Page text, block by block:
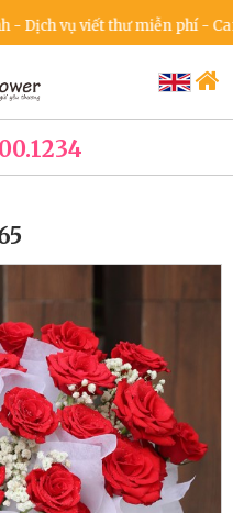
vụ viết thư miễn phí - Cam